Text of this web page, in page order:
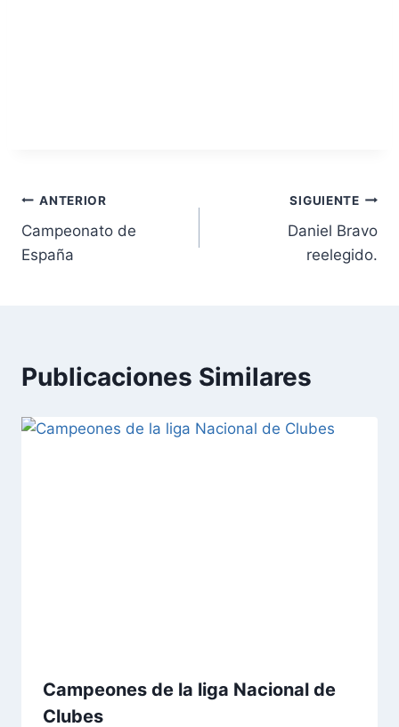
ANTERIOR
Campeonato de
España
SIGUIENTE
Daniel Bravo
reelegido.
Publicaciones Similares
Campeones de la liga Nacional de
Clubes